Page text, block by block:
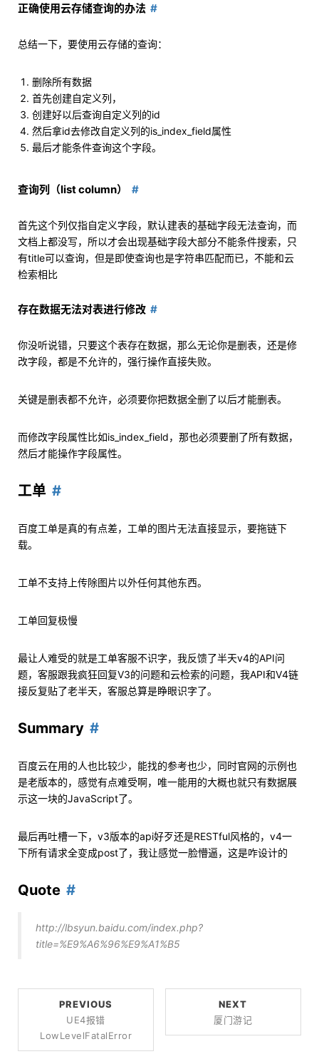
正确使用云存储查询的办法
总结一下，要使用云存储的查询：
删除所有数据
首先创建自定义列，
创建好以后查询自定义列的id
然后拿id去修改自定义列的is_index_field属性
最后才能条件查询这个字段。
查询列（list column）
首先这个列仅指自定义字段，默认建表的基础字段无法查询，而
文档上都没写，所以才会出现基础字段大部分不能条件搜索，只
有title可以查询，但是即使查询也是字符串匹配而已，不能和云
检索相比
存在数据无法对表进行修改
你没听说错，只要这个表存在数据，那么无论你是删表，还是修
改字段，都是不允许的，强行操作直接失败。
关键是删表都不允许，必须要你把数据全删了以后才能删表。
而修改字段属性比如is_index_field，那也必须要删了所有数据，
然后才能操作字段属性。
工单
百度工单是真的有点差，工单的图片无法直接显示，要拖链下
载。
工单不支持上传除图片以外任何其他东西。
工单回复极慢
最让人难受的就是工单客服不识字，我反馈了半天v4的API问
题，客服跟我疯狂回复V3的问题和云检索的问题，我API和V4链
接反复贴了老半天，客服总算是睁眼识字了。
Summary
百度云在用的人也比较少，能找的参考也少，同时官网的示例也
是老版本的，感觉有点难受啊，唯一能用的大概也就只有数据展
示这一块的JavaScript了。
最后再吐槽一下，v3版本的api好歹还是RESTful风格的，v4一
下所有请求全变成post了，我让感觉一脸懵逼，这是咋设计的
Quote
http://lbsyun.baidu.com/index.php?
title=%E9%A6%96%E9%A1%B5
PREVIOUS
UE4报错
LowLevelFatalError
NEXT
厦门游记